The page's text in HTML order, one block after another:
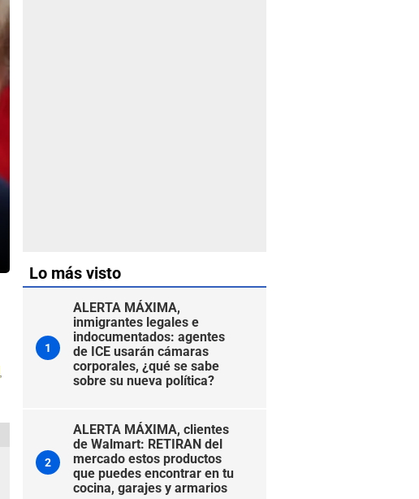
Lo más visto
1
ALERTA MÁXIMA,
inmigrantes legales e
indocumentados: agentes
de ICE usarán cámaras
corporales, ¿qué se sabe
sobre su nueva política?
2
ALERTA MÁXIMA, clientes
de Walmart: RETIRAN del
mercado estos productos
que puedes encontrar en tu
cocina, garajes y armarios